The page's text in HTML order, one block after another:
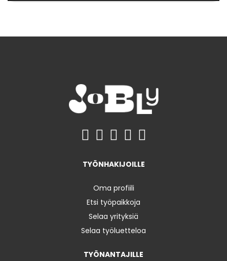
TYÖNHAKIJOILLE
Oma profiili
Etsi työpaikkoja
Selaa yrityksiä
Selaa työluetteloa
TYÖNANTAJILLE